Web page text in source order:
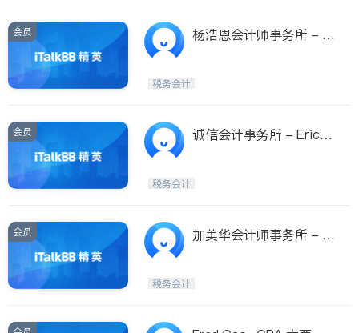
非盈利组织
会员
杨浩恩会计师事务所 - A
税务会计
会员
诚信会计事务所 - Eric L
税务会计
会员
加美华会计师事务所 - C
税务会计